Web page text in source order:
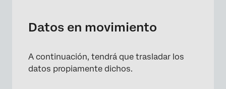
Datos en movimiento
A continuación, tendrá que trasladar los
datos propiamente dichos.